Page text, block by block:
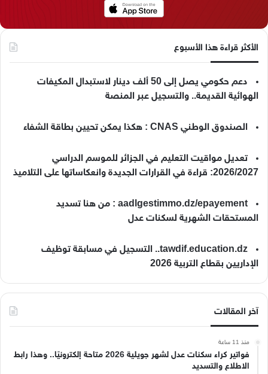
الأكثر قراءة هذا الأسبوع
دعم حكومي يصل إلى 50 ألف دينار لاستبدال المكيفات
الهوائية القديمة.. والتسجيل عبر المنصة
الصندوق الوطني CNAS : هكذا يمكن تحيين بطاقة الشفاء
تعديل مواقيت التعليم في الجزائر للموسم الدراسي
2026/2027: قراءة في القرارات الجديدة وانعكاساتها على التلاميذ
aadlgestimmo.dz/epayement : من هنا تسديد
المستحقات الشهرية لسكنات عدل
tawdif.education.dz.. التسجيل في مسابقة توظيف
الإداريين بقطاع التربية 2026
آخر المقالات
منذ 11 ساعة
فواتير كراء سكنات عدل لشهر جويلية 2026 متاحة إلكترونيًا.. وهذا رابط
الاطلاع والتسديد